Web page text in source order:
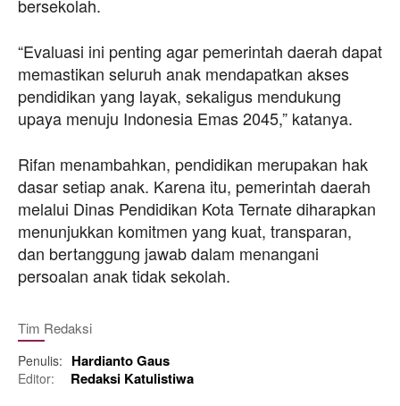
bersekolah.
“Evaluasi ini penting agar pemerintah daerah dapat
memastikan seluruh anak mendapatkan akses
pendidikan yang layak, sekaligus mendukung
upaya menuju Indonesia Emas 2045,” katanya.
Rifan menambahkan, pendidikan merupakan hak
dasar setiap anak. Karena itu, pemerintah daerah
melalui Dinas Pendidikan Kota Ternate diharapkan
menunjukkan komitmen yang kuat, transparan,
dan bertanggung jawab dalam menangani
persoalan anak tidak sekolah.
Tim Redaksi
Penulis: Hardianto Gaus
Editor: Redaksi Katulistiwa